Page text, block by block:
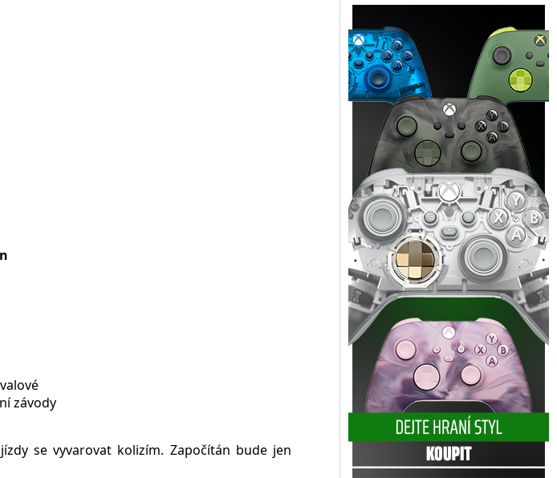
závody
se vyvarovat kolizím. Započítán bude jen